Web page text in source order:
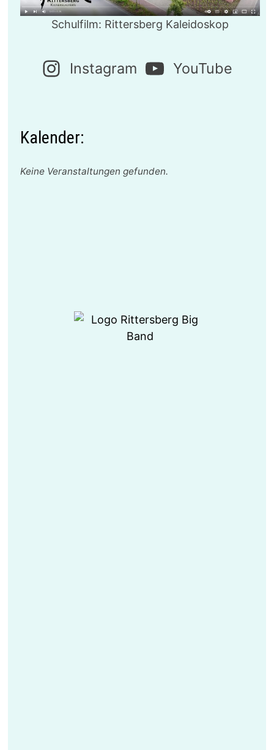
Schulfilm: Rittersberg Kaleidoskop
Instagram YouTube
Kalender:
Keine Veranstaltungen gefunden.